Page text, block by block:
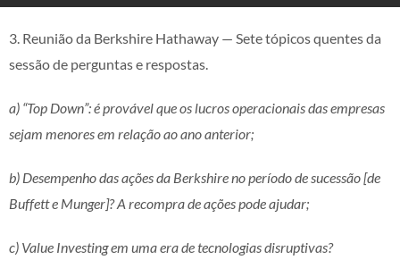
3. Reunião da Berkshire Hathaway — Sete tópicos quentes da
sessão de perguntas e respostas.
a) “Top Down”: é provável que os lucros operacionais das empresas
sejam menores em relação ao ano anterior;
b) Desempenho das ações da Berkshire no período de sucessão [de
Buffett e Munger]? A recompra de ações pode ajudar;
c) Value Investing em uma era de tecnologias disruptivas?